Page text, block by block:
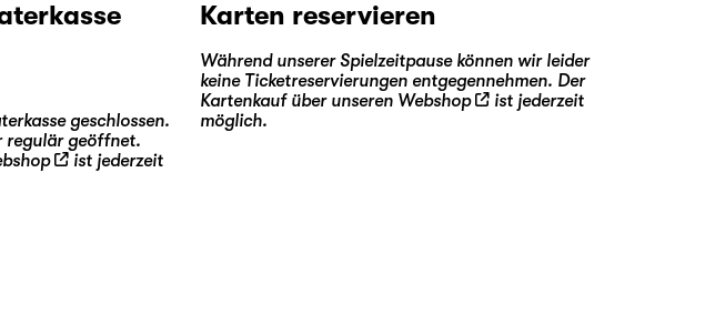
geschlossen.
regulär geöffnet.
ist jederzeit
Karten reservieren
Während unserer Spielzeitpause können wir leider
keine Ticketreservierungen entgegennehmen. Der
Kartenkauf über unseren Webshop
ist jederzeit
möglich.